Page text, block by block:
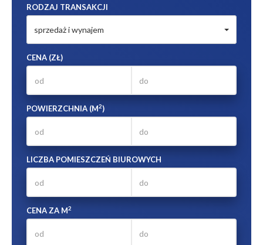
RODZAJ TRANSAKCJI
sprzedaż i wynajem
CENA (ZŁ)
POWIERZCHNIA (M2)
LICZBA POMIESZCZEŃ BIUROWYCH
CENA ZA M2